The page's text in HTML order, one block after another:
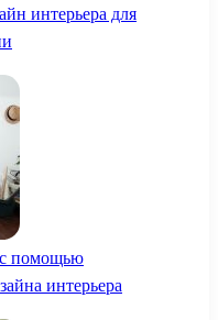
интерьера для
с помощью
интерьера